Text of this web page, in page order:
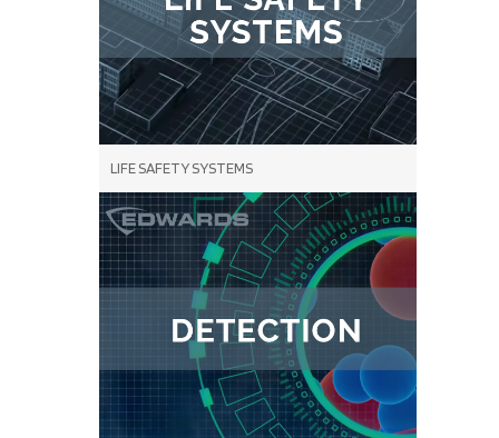
LIFE SAFETY SYSTEMS